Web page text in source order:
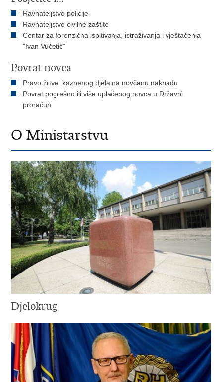
Ravnateljstvo policije
Ravnateljstvo civilne zaštite
Centar za forenzična ispitivanja, istraživanja i vještačenja
"Ivan Vučetić"
Povrat novca
Pravo žrtve kaznenog djela na novčanu naknadu
Povrat pogrešno ili više uplaćenog novca u Državni
proračun
O Ministarstvu
Djelokrug